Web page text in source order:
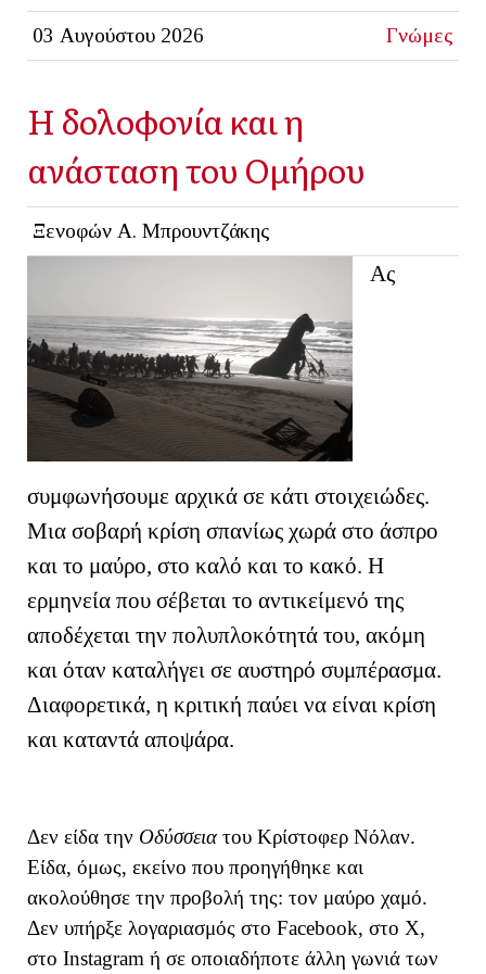
03 Αυγούστου 2026 Γνώμες
Η δολοφονία και η
ανάσταση του Ομήρου
Ξενοφών Α. Μπρουντζάκης
Ας
συμφωνήσουμε αρχικά σε κάτι στοιχειώδες.
Μια σοβαρή κρίση σπανίως χωρά στο άσπρο
και το μαύρο, στο καλό και το κακό. Η
ερμηνεία που σέβεται το αντικείμενό της
αποδέχεται την πολυπλοκότητά του, ακόμη
και όταν καταλήγει σε αυστηρό συμπέρασμα.
Διαφορετικά, η κριτική παύει να είναι κρίση
και καταντά αποψάρα.
Δεν είδα την Οδύσσειατου Κρίστοφερ Νόλαν.
Είδα, όμως, εκείνο που προηγήθηκε και
ακολούθησε την προβολή της: τον μαύρο χαμό.
Δεν υπήρξε λογαριασμός στο Facebook, στο X,
στο Instagram ή σε οποιαδήποτε άλλη γωνιά των